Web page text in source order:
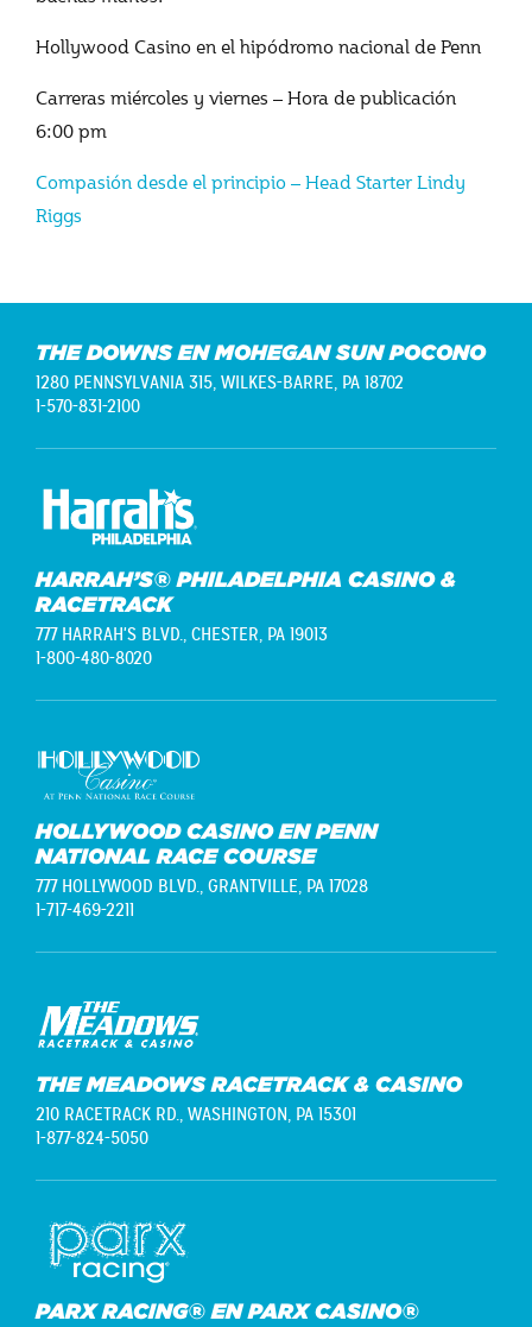
Hollywood Casino en el hipódromo nacional de Penn
Carreras miércoles y viernes – Hora de publicación
6:00 pm
Compasión desde el principio – Head Starter Lindy
Riggs
THE DOWNS EN MOHEGAN SUN POCONO
1280 PENNSYLVANIA 315, WILKES-BARRE, PA 18702
1-570-831-2100
HARRAH’S® PHILADELPHIA CASINO &
RACETRACK
777 HARRAH'S BLVD., CHESTER, PA 19013
1-800-480-8020
HOLLYWOOD CASINO EN PENN
NATIONAL RACE COURSE
777 HOLLYWOOD BLVD., GRANTVILLE, PA 17028
1-717-469-2211
THE MEADOWS RACETRACK & CASINO
210 RACETRACK RD., WASHINGTON, PA 15301
1-877-824-5050
PARX RACING® EN PARX CASINO®